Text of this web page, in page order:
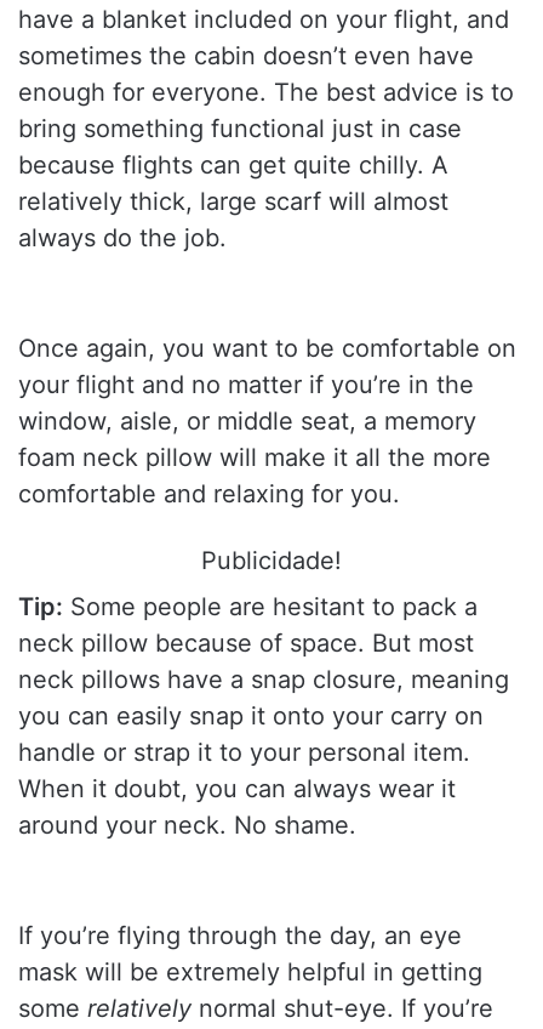
have a blanket included on your flight, and
sometimes the cabin doesn’t even have
enough for everyone. The best advice is to
bring something functional just in case
because flights can get quite chilly. A
relatively thick, large scarf will almost
always do the job.
Once again, you want to be comfortable on
your flight and no matter if you’re in the
window, aisle, or middle seat, a memory
foam neck pillow will make it all the more
comfortable and relaxing for you.
Publicidade!
Tip: Some people are hesitant to pack a
neck pillow because of space. But most
neck pillows have a snap closure, meaning
you can easily snap it onto your carry on
handle or strap it to your personal item.
When it doubt, you can always wear it
around your neck. No shame.
If you’re flying through the day, an eye
mask will be extremely helpful in getting
some relatively normal shut-eye. If you’re